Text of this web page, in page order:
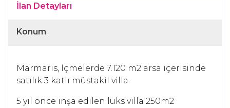
İlan Detayları
Konum
Marmaris, İçmelerde 7.120 m2 arsa içerisinde
satılık 3 katlı müstakil villa.
5 yıl önce inşa edilen lüks villa 250m2